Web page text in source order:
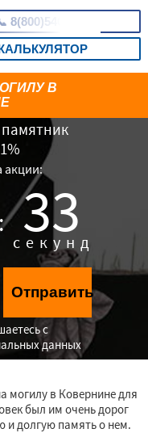
8(800)5403465
акции:
32
секунд
Отправить
с
данных
В
могилу в Ковернине для
был им очень дорог
и долгую память о нем.